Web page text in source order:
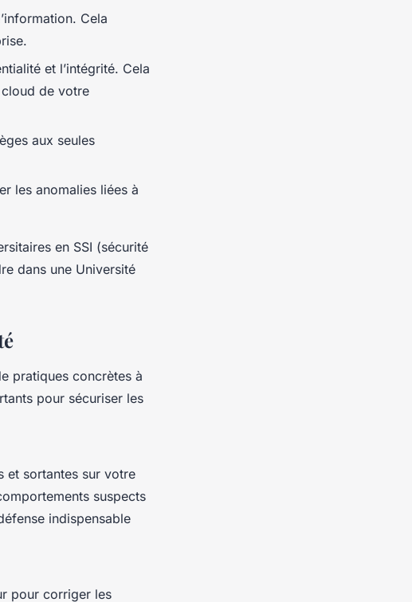
Cela
et l’intégrité. Cela
de votre
aux seules
les anomalies liées à
en SSI (sécurité
dans une Université
pratiques concrètes à
pour sécuriser les
et sortantes sur votre
suspects
indispensable
pour corriger les